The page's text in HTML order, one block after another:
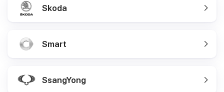
Skoda
Smart
SsangYong